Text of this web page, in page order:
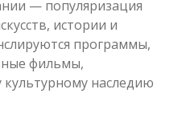
— популяризация
истории и
программы,
фильмы,
наследию